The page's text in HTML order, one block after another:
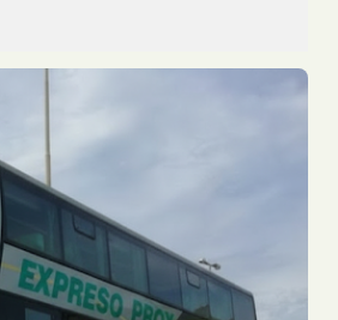
en Posadas
Dosificadas en un Barrio de